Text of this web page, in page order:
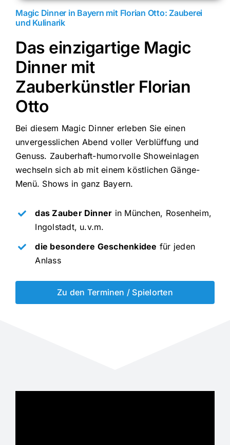
Magic Dinner in Bayern mit Florian Otto: Zauberei
und Kulinarik
Das einzigartige Magic
Dinner mit
Zauberkünstler Florian
Otto
Bei diesem Magic Dinner erleben Sie einen
unvergesslichen Abend voller Verblüffung und
Genuss. Zauberhaft-humorvolle Showeinlagen
wechseln sich ab mit einem köstlichen Gänge-
Menü. Shows in ganz Bayern.
das Zauber Dinner in München, Rosenheim,
Ingolstadt, u.v.m.
die besondere Geschenkidee für jeden
Anlass
Zu den Terminen / Spielorten